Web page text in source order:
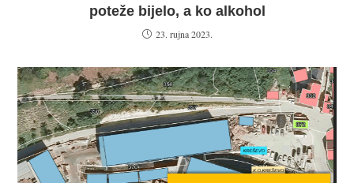
poteže bijelo, a ko alkohol
23. rujna 2023.